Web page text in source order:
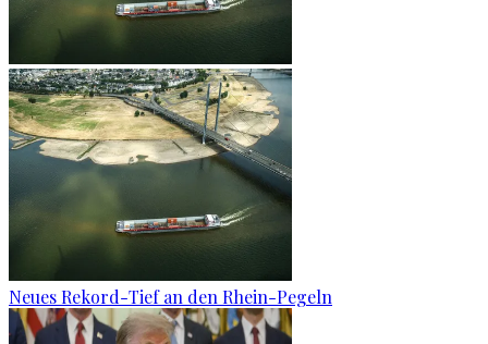
Neues Rekord-Tief an den Rhein-Pegeln